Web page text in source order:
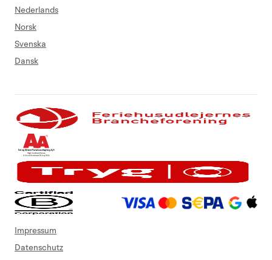
Nederlands
Norsk
Svenska
Dansk
Impressum
Datenschutz